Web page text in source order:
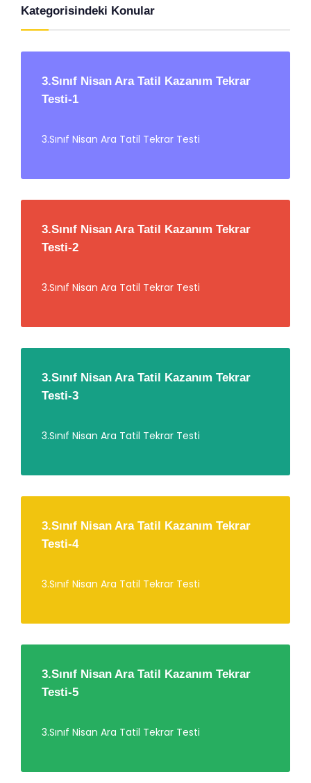
Kategorisindeki Konular
3.Sınıf Nisan Ara Tatil Kazanım Tekrar
Testi-1
3.Sınıf Nisan Ara Tatil Tekrar Testi
3.Sınıf Nisan Ara Tatil Kazanım Tekrar
Testi-2
3.Sınıf Nisan Ara Tatil Tekrar Testi
3.Sınıf Nisan Ara Tatil Kazanım Tekrar
Testi-3
3.Sınıf Nisan Ara Tatil Tekrar Testi
3.Sınıf Nisan Ara Tatil Kazanım Tekrar
Testi-4
3.Sınıf Nisan Ara Tatil Tekrar Testi
3.Sınıf Nisan Ara Tatil Kazanım Tekrar
Testi-5
3.Sınıf Nisan Ara Tatil Tekrar Testi